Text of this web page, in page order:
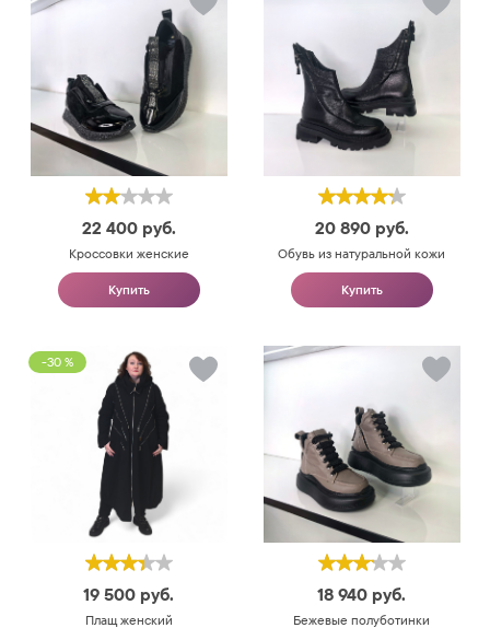
22 400 руб.
Кроссовки женские
Купить
20 890 руб.
Обувь из натуральной кожи
Купить
-30 %
19 500 руб.
Плащ женский
18 940 руб.
Бежевые полуботинки